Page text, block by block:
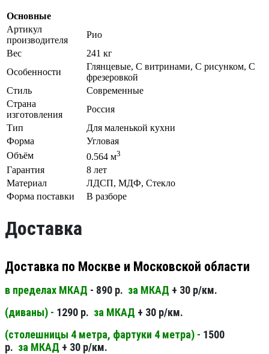
Основные
Артикул
производителя
Рио
Вес
241 кг
Особенности
Глянцевые, С витринами, С рисунком, С
фрезеровкой
Стиль
Современные
Страна
изготовления
Россия
Тип
Для маленькой кухни
Форма
Угловая
Объём
0.564 м3
Гарантия
8 лет
Материал
ЛДСП, МДФ, Стекло
Форма поставки
В разборе
Доставка
Доставка по Москве и Московской области
в пределах МКАД - 890 р. за МКАД + 30 р/км.
(диваны) - 1290 р. за МКАД + 30 р/км.
(столешницы 4 метра, фартуки 4 метра) - 1500
р. за МКАД + 30 р/км.